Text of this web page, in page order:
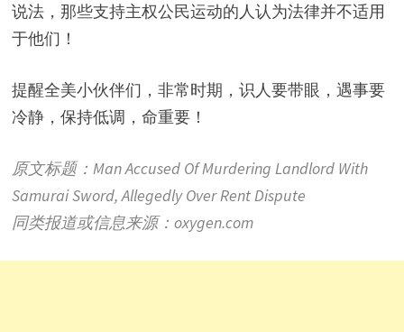
说法，那些支持主权公民运动的人认为法律并不适用
于他们！
提醒全美小伙伴们，非常时期，识人要带眼，遇事要
冷静，保持低调，命重要！
原文标题：Man Accused Of Murdering Landlord With
Samurai Sword, Allegedly Over Rent Dispute
同类报道或信息来源：oxygen.com